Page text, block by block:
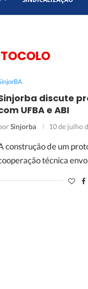
discute
UFBA e ABI
Sinjorba 10 de julho
construção de um
técnica